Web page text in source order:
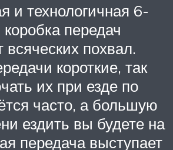
и технологичная 6-
коробка передач
всяческих похвал.
короткие, так
их при езде по
часто, а большую
ездить вы будете на
передача выступает